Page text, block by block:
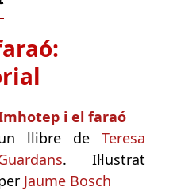
i el faraó
llibre de Teresa
. Il·lustrat
Jaume Bosch